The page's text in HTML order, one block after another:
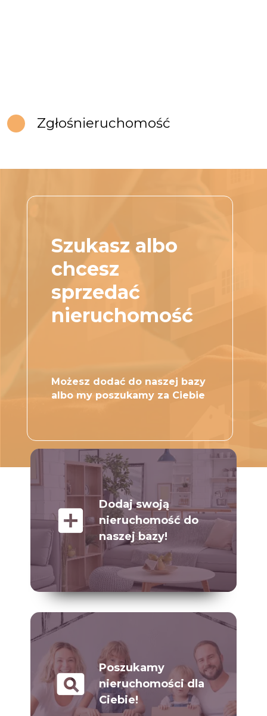
Zgłośnieruchomość
Szukasz albo
chcesz
sprzedać
nieruchomość
Możesz dodać do naszej bazy
albo my poszukamy za Ciebie
add_box
Dodaj swoją
nieruchomość do
naszej bazy!
pageview
Poszukamy
nieruchomości dla
Ciebie!